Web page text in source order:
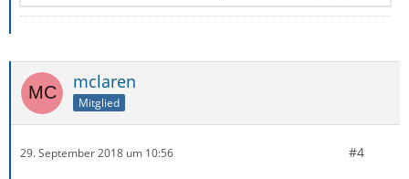
mclaren
Mitglied
29. September 2018 um 10:56 #4